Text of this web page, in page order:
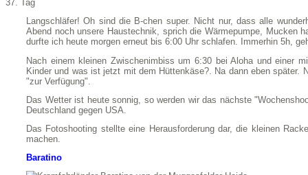
37. Tag
Langschläfer! Oh sind die B-chen super. Nicht nur, dass alle
Abend noch unsere Haustechnik, sprich die Wärmepumpe,
durfte ich heute morgen erneut bis 6:00 Uhr schlafen. Immerhin 5h,
Nach einem kleinen Zwischenimbiss um 6:30 bei Aloha und einer
Kinder und was ist jetzt mit dem Hüttenkäse?. Na dann eben
"zur Verfügung".
Das Wetter ist heute sonnig, so werden wir das nächste
Deutschland gegen USA.
Das Fotoshooting stellte eine Herausforderung dar, die kleinen
machen.
Baratino